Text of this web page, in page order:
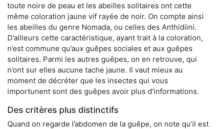
toute noire de peau et les abeilles solitaires ont cette
même coloration jaune vif rayée de noir. On compte ainsi
les abeilles du genre Nomada, ou celles des Anthidiini.
D’ailleurs cette caractéristique, ayant trait à la coloration,
n’est commune qu’aux guêpes sociales et aux guêpes
solitaires. Parmi les autres guêpes, on en retrouve, qui
n’ont sur elles aucune tache jaune. Il vaut mieux au
moment de décréter que les insectes qui vous
importunent sont des guêpes avoir plus d’informations.
Des critères plus distinctifs
Quand on regarde l’abdomen de la guêpe, on note qu’il est